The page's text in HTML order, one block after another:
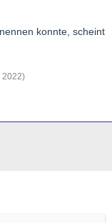
konnte, scheint
2022)